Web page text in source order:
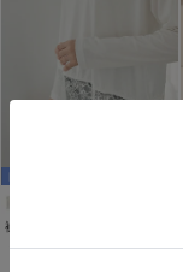
裾レースＴシャツ
￥2,280 税込